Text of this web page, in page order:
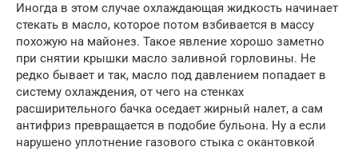
Иногда в этом случае охлаждающая жидкость начинает
стекать в масло, которое потом взбивается в массу
похожую на майонез. Такое явление хорошо заметно
при снятии крышки масло заливной горловины. Не
редко бывает и так, масло под давлением попадает в
систему охлаждения, от чего на стенках
расширительного бачка оседает жирный налет, а сам
антифриз превращается в подобие бульона. Ну а если
нарушено уплотнение газового стыка с окантовкой